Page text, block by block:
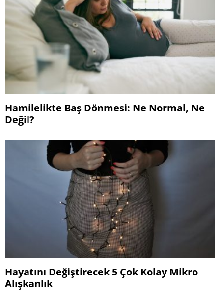
Hamilelikte Baş Dönmesi: Ne Normal, Ne
Değil?
Hayatını Değiştirecek 5 Çok Kolay Mikro
Alışkanlık